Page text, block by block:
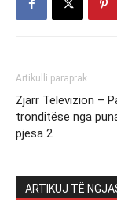
Artikulli paraprak
Zjarr Televizion –
tronditëse nga
pjesa 2
ARTIKUJ TË